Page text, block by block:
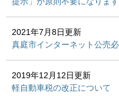
2021年7月8日更新
真庭市インターネット公売
2019年12月12日更新
軽自動車税の改正について